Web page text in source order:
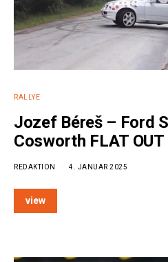
RALLYE
Jozef Béreš – Ford
Cosworth FLAT OUT
REDAKTION 4. JANUAR 2025
view